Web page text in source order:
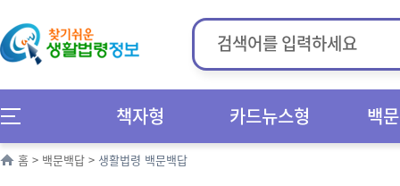
책자형 카드뉴스형 백
홈 > 백문백답 > 생활법령 백문백답